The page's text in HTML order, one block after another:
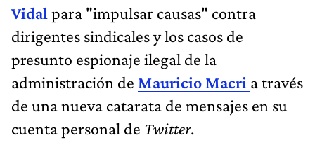
Vidal para "impulsar causas" contra
dirigentes sindicales y los casos de
presunto espionaje ilegal de la
administración de Mauricio Macri a través
de una nueva catarata de mensajes en su
cuenta personal de Twitter.